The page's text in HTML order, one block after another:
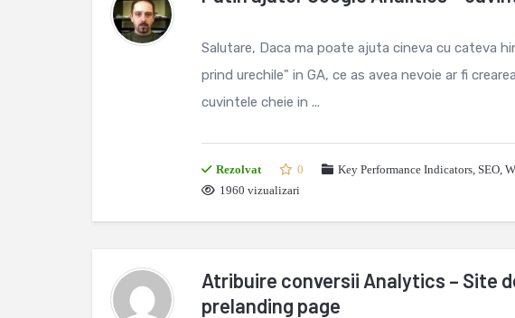
Salutare, Daca ma poate ajuta cineva cu cateva
prind urechile" in GA, ce as avea nevoie ar fi
cuvintele cheie in ...
Rezolvat 0 Key Performance Indicators, SEO,
1960 vizualizari
Atribuire conversii Analytics – Site
prelanding page